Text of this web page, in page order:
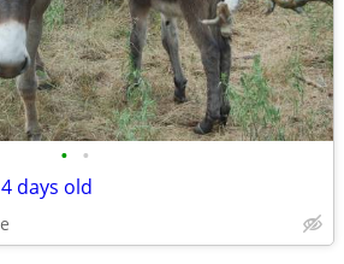
• •
4 days old